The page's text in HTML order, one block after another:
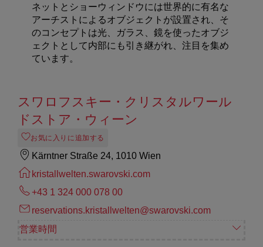
ネットとショーウィンドウには世界的に有名な
アーチストによるオブジェクトが設置され、そ
のコンセプトは光、ガラス、鏡を使ったオブジ
ェクトとして内部にも引き継がれ、注目を集め
ています。
スワロフスキー・クリスタルワール
ドストア・ウィーン
お気に入りに追加する
Kärntner Straße 24, 1010 Wien
kristallwelten.swarovski.com
+43 1 324 000 078 00
reservations.kristallwelten@swarovski.com
営業時間